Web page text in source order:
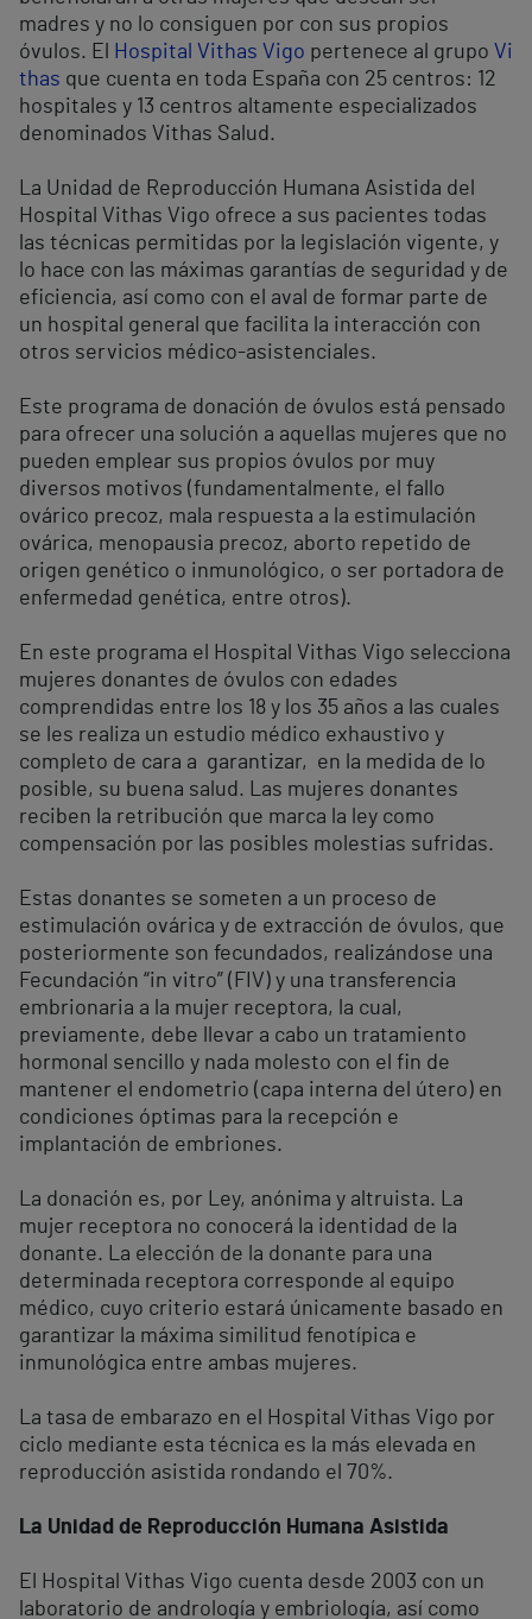
madres y no lo consiguen por con sus propios
óvulos. El
Hospital Vithas Vigo pertenece al grupo Vi
thas que cuenta en toda España con 25 centros: 12
hospitales y 13 centros altamente especializados
denominados Vithas Salud.
La Unidad de Reproducción Humana Asistida del
Hospital Vithas Vigo ofrece a sus pacientes todas
las técnicas permitidas por la legislación vigente, y
lo hace con las máximas garantías de seguridad y de
eficiencia, así como con el aval de formar parte de
un hospital general que facilita la interacción con
otros servicios médico-asistenciales.
Este programa de donación de óvulos está pensado
para ofrecer una solución a aquellas mujeres que no
pueden emplear sus propios óvulos por muy
diversos motivos (fundamentalmente, el fallo
ovárico precoz, mala respuesta a la estimulación
ovárica, menopausia precoz, aborto repetido de
origen genético o inmunológico, o ser portadora de
enfermedad genética, entre otros).
En este programa el Hospital Vithas Vigo selecciona
mujeres donantes de óvulos con edades
comprendidas entre los 18 y los 35 años a las cuales
se les realiza un estudio médico exhaustivo y
completo de cara a garantizar, en la medida de lo
posible, su buena salud. Las mujeres donantes
reciben la retribución que marca la ley como
compensación por las posibles molestias sufridas.
Estas donantes se someten a un proceso de
estimulación ovárica y de extracción de óvulos, que
posteriormente son fecundados, realizándose una
Fecundación “in vitro” (FIV) y una transferencia
embrionaria a la mujer receptora, la cual,
previamente, debe llevar a cabo un tratamiento
hormonal sencillo y nada molesto con el fin de
mantener el endometrio (capa interna del útero) en
condiciones óptimas para la recepción e
implantación de embriones.
La donación es, por Ley, anónima y altruista. La
mujer receptora no conocerá la identidad de la
donante. La elección de la donante para una
determinada receptora corresponde al equipo
médico, cuyo criterio estará únicamente basado en
garantizar la máxima similitud fenotípica e
inmunológica entre ambas mujeres.
La tasa de embarazo en el Hospital Vithas Vigo por
ciclo mediante esta técnica es la más elevada en
reproducción asistida rondando el 70%.
La Unidad de Reproducción Humana Asistida
El Hospital Vithas Vigo cuenta desde 2003 con un
laboratorio de andrología y embriología, así como